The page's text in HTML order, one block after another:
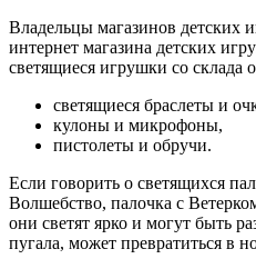
Владельцы магазинов детских
интернет магазина детских
светящиеся игрушки со склада
светящиеся браслеты и
кулоны и микрофоны,
пистолеты и обручи.
Если говорить о светящихся
Волшебство, палочка с
они светят ярко и могут быть
пугала, может превратиться в